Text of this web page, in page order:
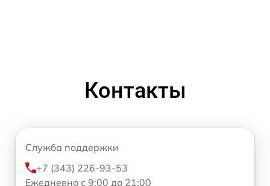
Контакты
Служба поддержки
+7 (343) 226-93-53
Ежедневно с 9:00 до 21:00